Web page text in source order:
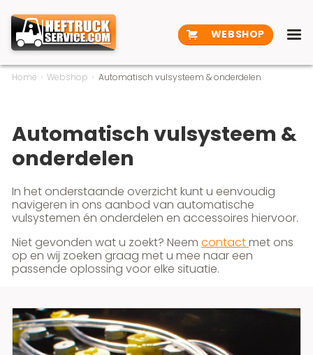
WEBSHOP
Home Webshop Automatisch vulsysteem & onderdelen
Automatisch vulsysteem &
onderdelen
In het onderstaande overzicht kunt u eenvoudig
navigeren in ons aanbod van automatische
vulsystemen én onderdelen en accessoires hiervoor.
Niet gevonden wat u zoekt? Neemcontactmet ons
op en wij zoeken graag met u mee naar een
passende oplossing voor elke situatie.